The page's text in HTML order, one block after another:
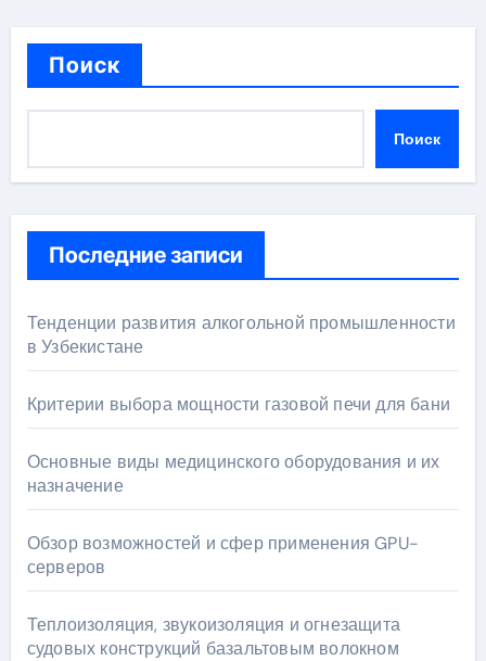
Поиск
Поиск
Последние записи
Тенденции развития алкогольной промышленности
в Узбекистане
Критерии выбора мощности газовой печи для бани
Основные виды медицинского оборудования и их
назначение
Обзор возможностей и сфер применения GPU-
серверов
Теплоизоляция, звукоизоляция и огнезащита
судовых конструкций базальтовым волокном